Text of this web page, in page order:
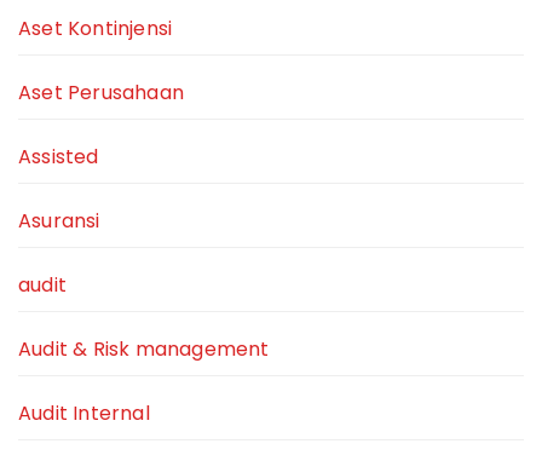
Aset Kontinjensi
Aset Perusahaan
Assisted
Asuransi
audit
Audit & Risk management
Audit Internal